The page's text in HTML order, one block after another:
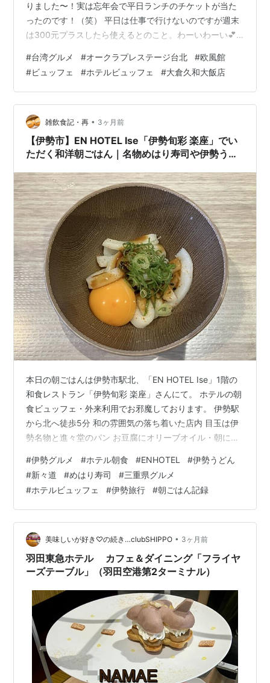
りました〜！実は忘年会で平日ランチのチケットが当た
ったのです！（笑） 平日は仕事で行けないのですが週末
は300元プラスしたら使えるとのこと。わーいわーい💕
ェ「欧風館」ってどんなところ？ メニュー（料金表） い
ただいたもの お店情報とまとめ オークラプレステージビ
ュッフェ「欧風館」ってどんなところ？ スタイリッシュ
なオークラプレステージこちらの２階にあります 11:30
のオープンを待ち構える人々（笑） 店内広々〜〜〜あっ
という間に満員御…
#台湾グルメ #オークラプレステージ台北 #欧風館
#ビュッフェ #ホテルビュッフェ #大倉久和大飯店
雑飲食記・再 • 3ヶ月前
【伊勢市】EN HOTEL Ise「伊勢旬彩 楽座」でい
ただく和洋朝ごはん｜名物めはり寿司や伊勢うど
本日の朝ごはんは伊勢市駅北、「EN HOTEL Ise」1階の
和食レストラン「伊勢旬彩 楽座」さんにて。 ホテルの朝
食ビュッフェ・外来利用でお邪魔しております。 伊勢駅
から北へ徒歩5分 和の雰囲気の落ち着いた店内 目玉は伊
勢名物と進々堂のパン お豆腐にオリーブオイル・朝にピ
く定番朝食 伊勢駅から北へ徒歩5分 場所は伊勢駅北徒歩
5分。 車の方はゲスト用の駐車場も無料で利用できま
す。 外来での朝食利用は1,600円。 各種クレジットカー
ドも利用可能です。 フロントで朝食券を購入したらいざ
店内へ！ ちなみに公式には7:00スタートとありますが、
電話…
#伊勢グルメ #ホテル朝食 #ENHOTEL #伊勢うどん
#新々道 #めはり寿司 #三重県グルメ
#ホテルビュッフェ #伊勢旅行 #朝ごはん記録
美味しいが好き♡の続き…clubSHIPPO • 3ヶ月前
羽田東急ホテル カフェ＆ダイニング「フライヤ
ーズテーブル」（羽田空港第2ターミナル）